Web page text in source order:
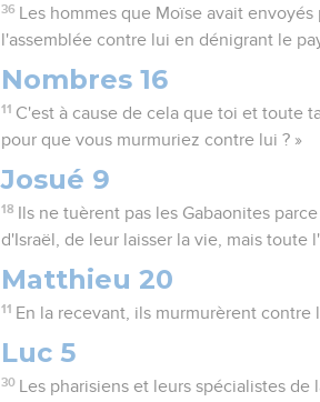
36
Les hommes que Moïse avait
l'assemblée contre lui en dénigrant le
Nombres 16
11 C'est à cause de cela que toi et toute
pour que vous murmuriez contre lui ? »
Josué 9
18
Ils ne tuèrent pas les Gabaonites
d'Israël, de leur laisser la vie, mais toute
Matthieu 20
11 En la recevant, ils murmurèrent contre
Luc 5
30
Les pharisiens et leurs spécialistes